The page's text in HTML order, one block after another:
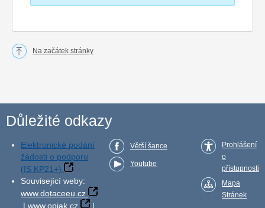
Na začátek stránky
Důležité odkazy
Elektronické podání
žádosti o podporu
(IS KP21+)
Související weby:
www.dotaceeu.cz
| www.opjak.cz |
Větší šance
Youtube
Prohlášení
o
přístupnosti
Mapa
Stránek